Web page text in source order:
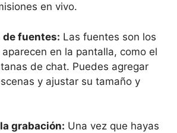
en vivo.
fuentes: Las fuentes son los
en la pantalla, como el
de chat. Puedes agregar
y ajustar su tamaño y
grabación: Una vez que hayas